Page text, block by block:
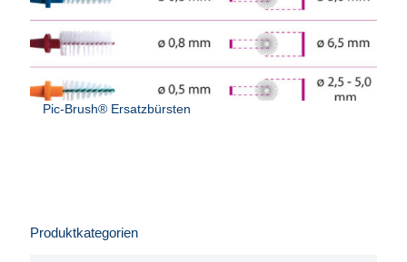
Pic-Brush® Ersatzbürsten
Produktkategorien